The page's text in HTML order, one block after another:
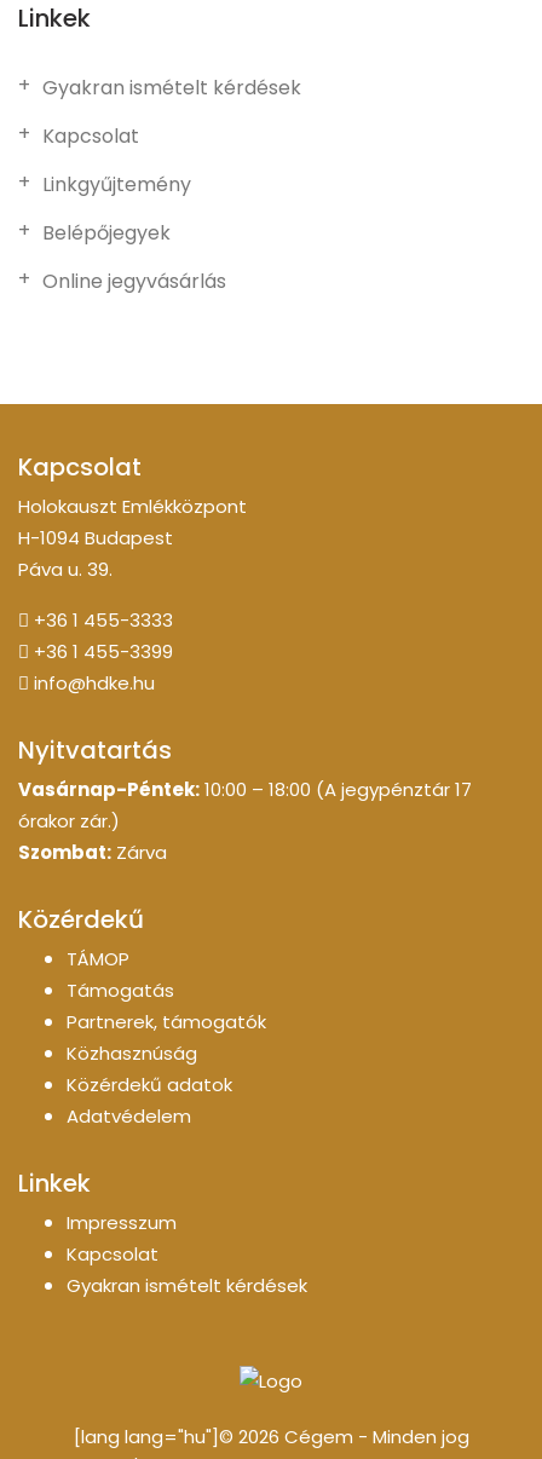
Linkek
Gyakran ismételt kérdések
Kapcsolat
Linkgyűjtemény
Belépőjegyek
Online jegyvásárlás
Kapcsolat
Holokauszt Emlékközpont
H-1094 Budapest
Páva u. 39.
+36 1 455-3333
+36 1 455-3399
info@hdke.hu
Nyitvatartás
Vasárnap-Péntek:10:00 – 18:00 (A jegypénztár 17
órakor zár.)
Szombat: Zárva
Közérdekű
TÁMOP
Támogatás
Partnerek, támogatók
Közhasznúság
Közérdekű adatok
Adatvédelem
Linkek
Impresszum
Kapcsolat
Gyakran ismételt kérdések
[lang lang="hu"]© 2026 Cégem - Minden jog